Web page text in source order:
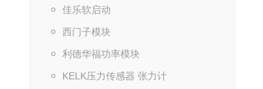
佳乐软启动
西门子模块
利德华福功率模块
KELK压力传感器 张力计